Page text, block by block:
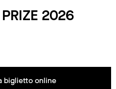
2026
biglietto online